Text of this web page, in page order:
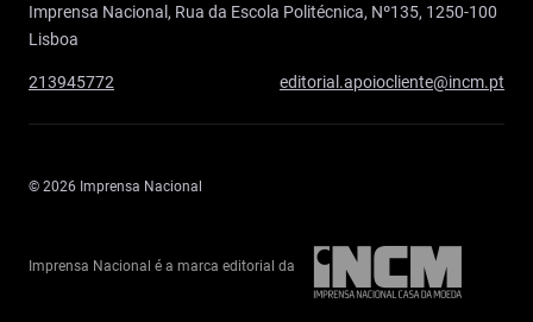
Imprensa Nacional, Rua da Escola Politécnica, Nº135, 1250-100
Lisboa
213945772 editorial.apoiocliente@incm.pt
© 2026 Imprensa Nacional
Imprensa Nacional é a marca editorial da